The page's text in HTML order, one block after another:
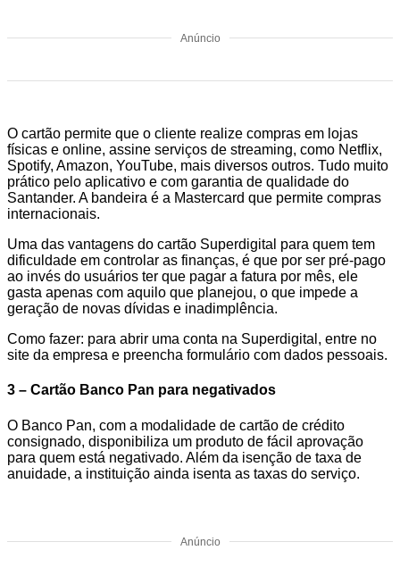
Anúncio
O cartão permite que o cliente realize compras em lojas
físicas e online, assine serviços de streaming, como Netflix,
Spotify, Amazon, YouTube, mais diversos outros. Tudo muito
prático pelo aplicativo e com garantia de qualidade do
Santander. A bandeira é a Mastercard que permite compras
internacionais.
Uma das vantagens do cartão Superdigital para quem tem
dificuldade em controlar as finanças, é que por ser pré-pago
ao invés do usuários ter que pagar a fatura por mês, ele
gasta apenas com aquilo que planejou, o que impede a
geração de novas dívidas e inadimplência.
Como fazer: para abrir uma conta na Superdigital, entre no
site da empresa e preencha formulário com dados pessoais.
3 – Cartão Banco Pan para negativados
O Banco Pan, com a modalidade de cartão de crédito
consignado, disponibiliza um produto de fácil aprovação
para quem está negativado. Além da isenção de taxa de
anuidade, a instituição ainda isenta as taxas do serviço.
Anúncio